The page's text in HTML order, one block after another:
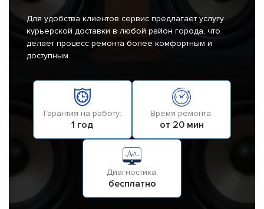
Для удобства клиентов сервис предлагает услугу
курьерской доставки в любой район города, что
делает процесс ремонта более комфортным и
доступным.
Гарантия на работу:
1 год
Время ремонта:
от 20 мин
Диагностика:
бесплатно